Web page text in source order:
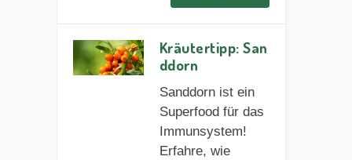
Kräutertipp: San
ddorn
Sanddorn ist ein
Superfood für das
Immunsystem!
Erfahre, wie